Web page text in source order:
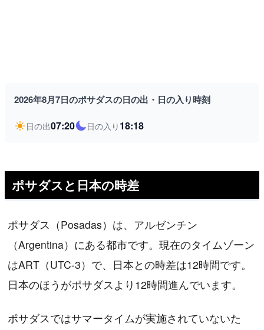
2026年8月7日のポサダスの日の出・日の入り時刻
日の出07:20 日の入り 18:18
ポサダスと日本の時差
ポサダス（Posadas）は、アルゼンチン
（Argentina）にある都市です。現在のタイムゾーン
はART（UTC-3）で、日本との時差は12時間です。
日本のほうがポサダスより12時間進んでいます。
ポサダスではサマータイムが実施されていないた